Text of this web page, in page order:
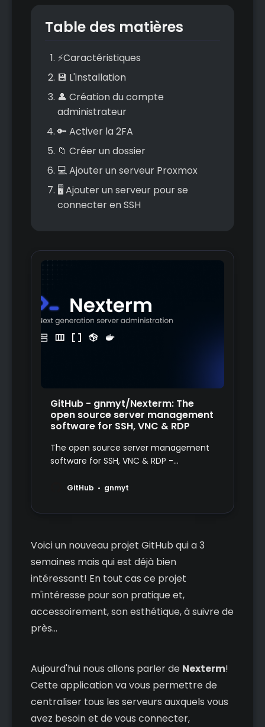
Table des matières
⚡Caractéristiques
💾 L'installation
👤 Création du compte
administrateur
🔑 Activer la 2FA
📁 Créer un dossier
💻 Ajouter un serveur Proxmox
🖥️ Ajouter un serveur pour se
connecter en SSH
GitHub - gnmyt/Nexterm: The
open source server management
software for SSH, VNC & RDP
The open source server management
software for SSH, VNC & RDP -
GitHub gnmyt
Voici un nouveau projet GitHub qui a 3
semaines mais qui est déjà bien
intéressant! En tout cas ce projet
m'intéresse pour son pratique et,
accessoirement, son esthétique, à suivre de
près...
Aujourd'hui nous allons parler de Nexterm!
Cette application va vous permettre de
centraliser tous les serveurs auxquels vous
avez besoin et de vous connecter,